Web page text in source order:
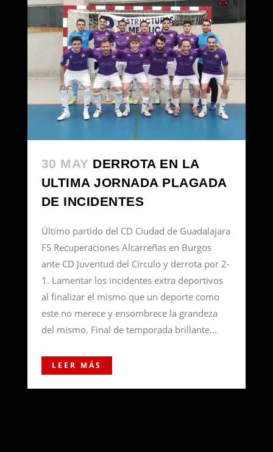
30 MAY DERROTA EN LA
ULTIMA JORNADA PLAGADA
DE INCIDENTES
Último partido del CD Ciudad de Guadalajara
FS Recuperaciones Alcarreñas en Burgos
ante CD Juventud del Círculo y derrota por 2-
1. Lamentar los incidentes extra deportivos
al finalizar el mismo que un deporte como
este no merece y ensombrece la grandeza
del mismo. Final de temporada brillante...
LEER MÁS